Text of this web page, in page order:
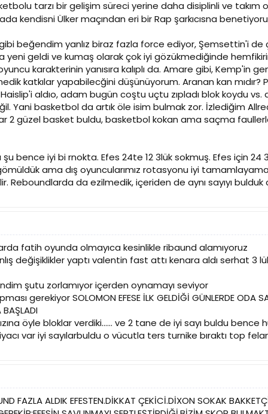
tarzı bir gelişim süreci yerine daha disiplinli ve takım
kendisni Ülker maçından eri bir Rap şarkıcısna
beğendim yanlız biraz fazla force ediyor, Şemsettin'i
yeni geldi ve kumaş olarak çok iyi gözükmediğinde
karakterinin yanısıra kalıplı da. Amare gibi, Kemp'in
katkılar yapabilecğini düşünüyorum. Aranan kan
aldıo, adam bugün coştu uçtu zıpladı blok koydu vs.
Yani basketbol da artık öle isim bulmak zor. İzlediğim
2 güzel basket buldu, basketbol kokan ama saçma
bence iyi bi rnokta. Efes 24te 12 3lük sokmuş. Efes için 24
ama dış oyuncularımız rotasyonu iyi
Reboundlarda da ezilmedik, içeriden de aynı sayıyı
fatih oyunda olmayıca kesinlikle ribaund alamıyoruz
değişiklikler yaptı valentin fast attı kenara aldı serhat 3
şutu zorlamıyor içerden oynamayı seviyor
gerekiyor SOLOMON EFESE İLK GELDİĞİ GÜNLERDE ODA
BAŞLADI
öyle bloklar verdiki...... ve 2 tane de iyi sayı buldu bence
var iyi sayılarbuldu o vücutla ters turnike bıraktı top
FAZLA ALDIK EFESTEN.DİKKAT ÇEKİCİ.DİXON SOKAK